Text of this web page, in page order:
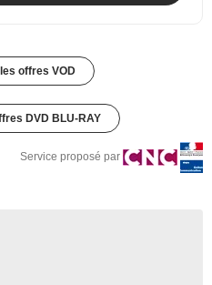
offres VOD
DVD BLU-RAY
Service proposé par